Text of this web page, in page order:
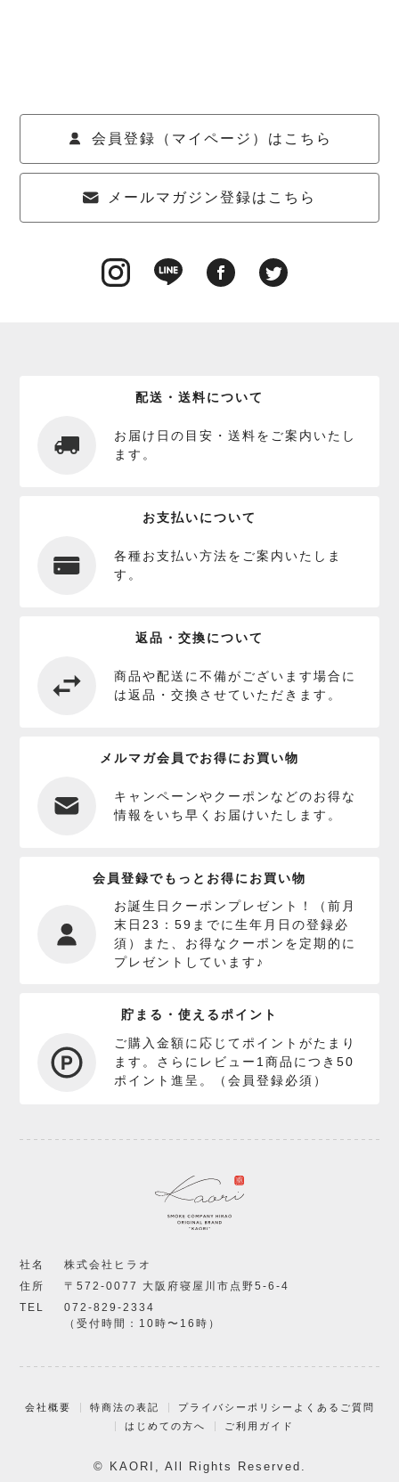
会員登録（マイページ）はこちら
メールマガジン登録はこちら
配送・送料について
お届け日の目安・送料をご案内いたし
ます。
お支払いについて
各種お支払い方法をご案内いたしま
す。
返品・交換について
商品や配送に不備がございます場合に
は返品・交換させていただきます。
メルマガ会員でお得にお買い物
キャンペーンやクーポンなどのお得な
情報をいち早くお届けいたします。
会員登録でもっとお得にお買い物
お誕生日クーポンプレゼント！（前月
末日23：59までに生年月日の登録必
須）また、お得なクーポンを定期的に
プレゼントしています♪
貯まる・使えるポイント
ご購入金額に応じてポイントがたまり
ます。さらにレビュー1商品につき50
ポイント進呈。（会員登録必須）
社名
株式会社ヒラオ
住所
〒572-0077 大阪府寝屋川市点野5-6-4
TEL
072-829-2334
（受付時間：10時〜16時）
会社概要 特商法の表記 プライバシーポリシー よくあるご質問
はじめての方へ
ご利用ガイド
© KAORI, All Rights Reserved.